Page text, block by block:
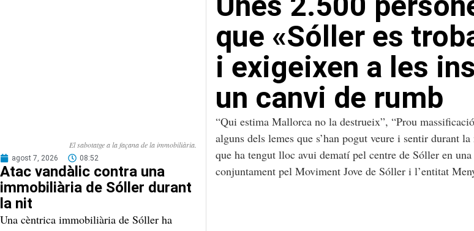
El sabotatge a la façana de la immobiliària.
agost 7, 2026 08:52
Atac vandàlic contra una
immobiliària de Sóller durant
la nit
Una cèntrica immobiliària de Sóller ha
que «Sóller es
i exigeixen a les
un canvi de rumb
“Qui estima Mallorca no la destrueix”, “Prou
alguns dels lemes que s’han pogut veure i sentir durant
que ha tengut lloc avui dematí pel centre de Sóller en
conjuntament pel Moviment Jove de Sóller i l’entitat